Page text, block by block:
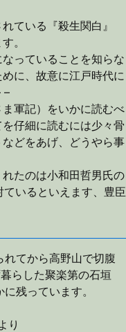
ている『殺生関白』
。
っていることを知らな
に、故意に江戸時代に
–
軍記）をいかに読むべ
仔細に読むには少々骨
どをあげ、どうやら事
たのは小和田哲男氏の
ているといえます、豊臣
てから高野山で切腹
らした聚楽第の石垣
残っています。
り